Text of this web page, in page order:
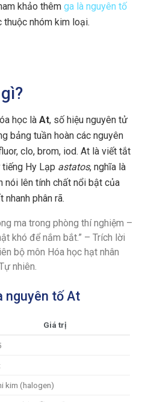
khảo thêm ga là nguyên tố
thuộc nhóm kim loại.
học là At, số hiệu nguyên tử
bảng tuần hoàn các nguyên
clo, brom, iod. At là viết tắt
Hy Lạp astatos, nghĩa là
nói lên tính chất nổi bật của
phân rã.
ma trong phòng thí nghiệm –
khó để nắm bắt.” – Trích lời
bộ môn Hóa học hạt nhân
nhiên.
nguyên tố At
Giá trị
kim (halogen)